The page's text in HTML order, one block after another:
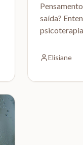
saída?
Elisiane